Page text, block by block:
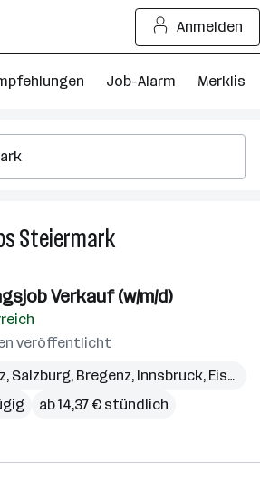
Anmelden
Job-Alarm Merkliste
Steiermark23
in
Verkauf (w/m/d)
veröffentlicht
, Salzburg, Bregenz, Innsbruck, Eisenstadt
ab 14,37 € stündlich